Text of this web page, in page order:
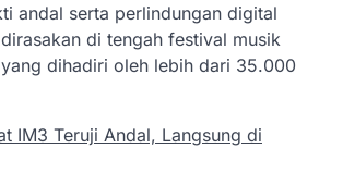
andal serta perlindungan digital
di tengah festival musik
dihadiri oleh lebih dari 35.000
IM3 Teruji Andal, Langsung di